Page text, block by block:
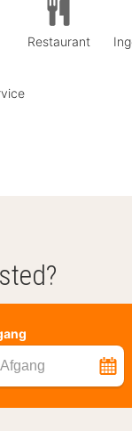
Restaurant
Afgang